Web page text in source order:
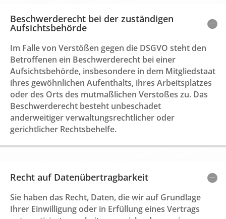
Beschwerderecht bei der zuständigen
Aufsichtsbehörde
Im Falle von Verstößen gegen die DSGVO steht den
Betroffenen ein Beschwerderecht bei einer
Aufsichtsbehörde, insbesondere in dem Mitgliedstaat
ihres gewöhnlichen Aufenthalts, ihres Arbeitsplatzes
oder des Orts des mutmaßlichen Verstoßes zu. Das
Beschwerderecht besteht unbeschadet
anderweitiger verwaltungsrechtlicher oder
gerichtlicher Rechtsbehelfe.
Recht auf Datenübertragbarkeit
Sie haben das Recht, Daten, die wir auf Grundlage
Ihrer Einwilligung oder in Erfüllung eines Vertrags